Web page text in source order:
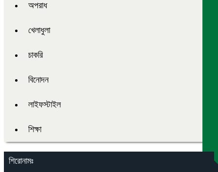
অপরাধ
খেলাধুলা
চাকরি
বিনোদন
লাইফস্টাইল
শিক্ষা
শিরোনামঃ